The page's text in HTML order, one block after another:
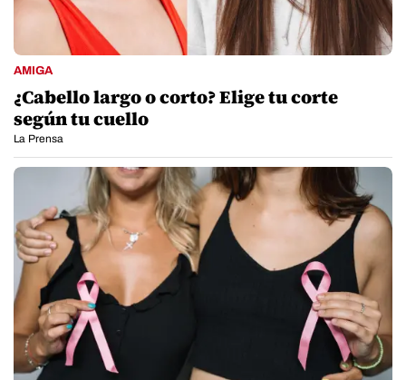
AMIGA
¿Cabello largo o corto? Elige tu corte
según tu cuello
La Prensa